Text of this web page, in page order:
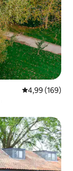
Średnia
4,99 (169)